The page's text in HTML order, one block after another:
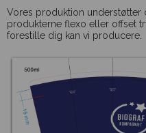
Vores produktion understøtter
produkterne flexo eller offset
forestille dig kan vi producere.